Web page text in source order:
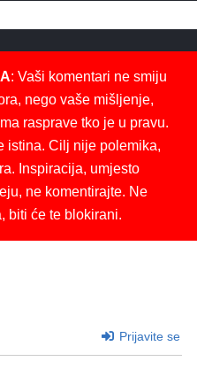
: Vaši komentari ne smiju
nego vaše mišljenje,
rasprave tko je u pravu.
istina. Cilj nije polemika,
Inspiracija, umjesto
ne komentirajte. Ne
biti će te blokirani.
Prijavite se